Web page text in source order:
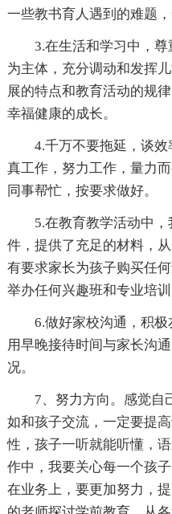
一些教书育人遇到的难题，
3.在生活和学习中，
为主体，充分调动和发挥
展的特点和教育活动的规
幸福健康的成长。
4.千万不要拖延，谈
真工作，努力工作，量力
同事帮忙，按要求做好。
5.在教育教学活动中
件，提供了充足的材料，
有要求家长为孩子购买任
举办任何兴趣班和专业培训
6.做好家校沟通，积
用早晚接待时间与家长沟
况。
7、努力方向。感觉自
如和孩子交流，一定要提
性，孩子一听就能听懂，
作中，我要关心每一个孩
在业务上，要更加努力，